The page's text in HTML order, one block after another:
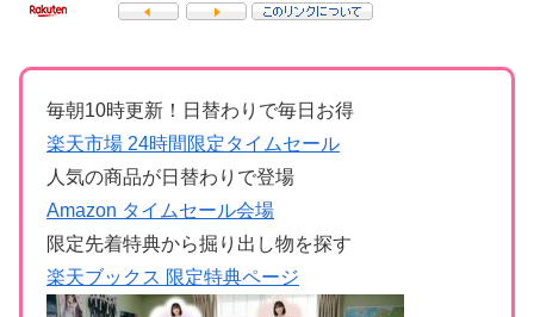
毎朝10時更新！日替わりで毎日お得
楽天市場 24時間限定タイムセール
人気の商品が日替わりで登場
Amazon タイムセール会場
限定先着特典から掘り出し物を探す
楽天ブックス 限定特典ページ